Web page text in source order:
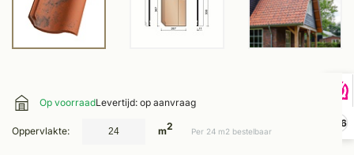
9,6
Op voorraadLevertijd: op aanvraag
Oppervlakte: m2 Per 24 m2 bestelbaar